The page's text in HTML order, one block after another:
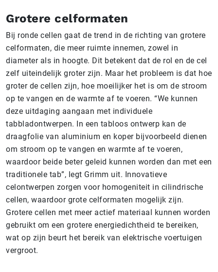
Grotere celformaten
Bij ronde cellen gaat de trend in de richting van grotere
celformaten, die meer ruimte innemen, zowel in
diameter als in hoogte. Dit betekent dat de rol en de cel
zelf uiteindelijk groter zijn. Maar het probleem is dat hoe
groter de cellen zijn, hoe moeilijker het is om de stroom
op te vangen en de warmte af te voeren. “We kunnen
deze uitdaging aangaan met individuele
tabbladontwerpen. In een tabloos ontwerp kan de
draagfolie van aluminium en koper bijvoorbeeld dienen
om stroom op te vangen en warmte af te voeren,
waardoor beide beter geleid kunnen worden dan met een
traditionele tab”, legt Grimm uit. Innovatieve
celontwerpen zorgen voor homogeniteit in cilindrische
cellen, waardoor grote celformaten mogelijk zijn.
Grotere cellen met meer actief materiaal kunnen worden
gebruikt om een grotere energiedichtheid te bereiken,
wat op zijn beurt het bereik van elektrische voertuigen
vergroot.